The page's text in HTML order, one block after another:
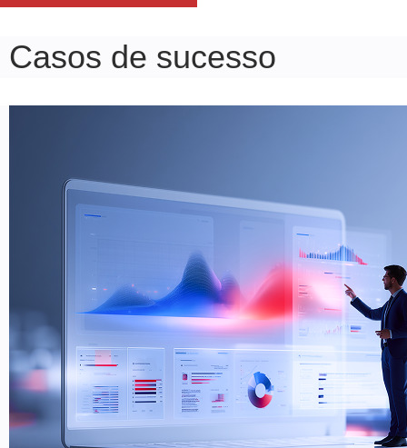
Casos de sucesso